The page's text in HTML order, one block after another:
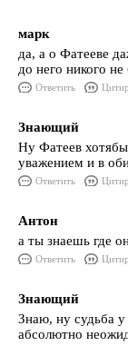
марк
да, а о Фатееве
до него никого
Ответить
Знающий
Ну Фатеев хотябы
уважением и в
Ответить
Антон
а ты знаешь где
Ответить
Знающий
Знаю, ну судьба у
абсолютно